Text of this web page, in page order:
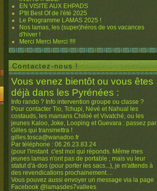
EN VISITE AUX EHPADS
P'tit Best Of de l'été 2025
Le Programme LAMAS 2025 !
Nos lamas, les (super)héros de vos vacances
d'hiver !
Merci Merci Merci !!!!
Contactez-nous !
Vous venez bientôt ou vous êtes
déjà dans les Pyrénées :
Info rando ? Info intervention groupe ou classe ?
Pour contacter Tio, Tchupi, Névé et Nahual les
costauds, les mamans Chiloé et Vivatché, ou les
jeunes Kaloo, Joke, Looping et Guevara : passez par
Gilles qui transmettra !
gilles.tosca@wanadoo.fr
Par téléphone : 06.26.23.83.24
(pour l'instant c'est moi qui réponds. Même mes
jeunes lamas n'ont pas de portable ; mais vu leur
statut d'à-dos (pour porter les sacs...), je m'attends à
des revendications prochainement....
Vous pouvez aussi envoyer un message via la page
Facebook @lamasdes7vallees